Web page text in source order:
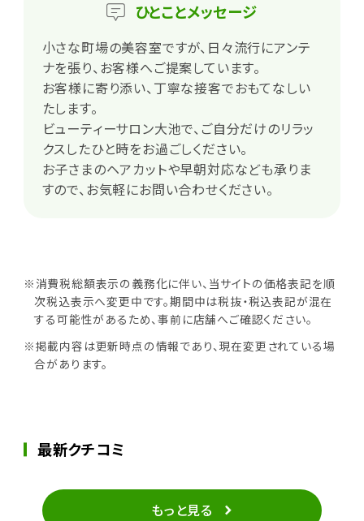
ひとことメッセージ
小さな町場の美容室ですが、日々流行にアンテ
ナを張り、お客様へご提案しています。
お客様に寄り添い、丁寧な接客でおもてなしい
たします。
ビューティーサロン大池で、ご自分だけのリラッ
クスしたひと時をお過ごしください。
お子さまのヘアカットや早朝対応なども承りま
すので、お気軽にお問い合わせください。
※消費税総額表示の義務化に伴い、当サイトの価格表記を順
次税込表示へ変更中です。期間中は税抜・税込表記が混在
する可能性があるため、事前に店舗へご確認ください。
※掲載内容は更新時点の情報であり、現在変更されている場
合があります。
最新クチコミ
もっと見る